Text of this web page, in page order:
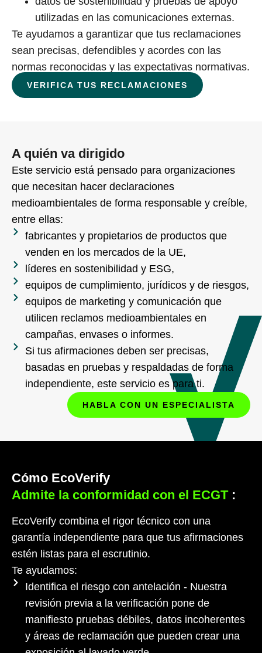
utilizadas en las comunicaciones externas.
Te ayudamos a garantizar que tus reclamaciones
sean precisas, defendibles y acordes con las
normas reconocidas y las expectativas normativas.
VERIFICA TUS RECLAMACIONES
A quién va dirigido
Este servicio está pensado para organizaciones
que necesitan hacer declaraciones
medioambientales de forma responsable y creíble,
entre ellas:
fabricantes y propietarios de productos que
venden en los mercados de la UE,
líderes en sostenibilidad y ESG,
equipos de cumplimiento, jurídicos y de riesgos,
equipos de marketing y comunicación que
utilicen reclamos medioambientales en
campañas, envases o informes.
Si tus afirmaciones deben ser precisas,
basadas en pruebas y respaldadas de forma
independiente, este servicio es para ti.
HABLA CON UN ESPECIALISTA
Cómo EcoVerify
Admite la conformidad con el ECGT :
EcoVerify combina el rigor técnico con una
garantía independiente para que tus afirmaciones
estén listas para el escrutinio.
Te ayudamos:
Identifica el riesgo con antelación - Nuestra
revisión previa a la verificación pone de
manifiesto pruebas débiles, datos incoherentes
y áreas de reclamación que pueden crear una